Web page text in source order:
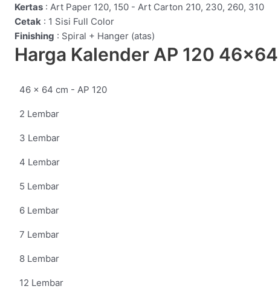
Kertas : Art Paper 120, 150 - Art Carton 210, 230, 260, 310
Cetak : 1 Sisi Full Color
Finishing : Spiral + Hanger (atas)
Harga Kalender AP 120 46x64
46 x 64 cm - AP 120
2 Lembar
3 Lembar
4 Lembar
5 Lembar
6 Lembar
7 Lembar
8 Lembar
12 Lembar